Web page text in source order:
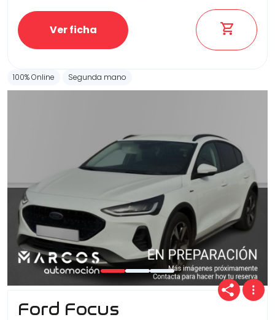
Etiqueta medioambiental
Potencia
Transmisión
Carrocería
Ver ficha
100% Online Segunda mano
Ford Focus